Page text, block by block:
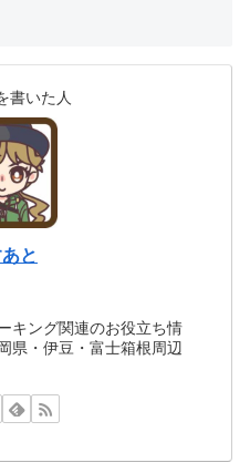
書いた人
と
キング関連のお役立ち情
県・伊豆・富士箱根周辺